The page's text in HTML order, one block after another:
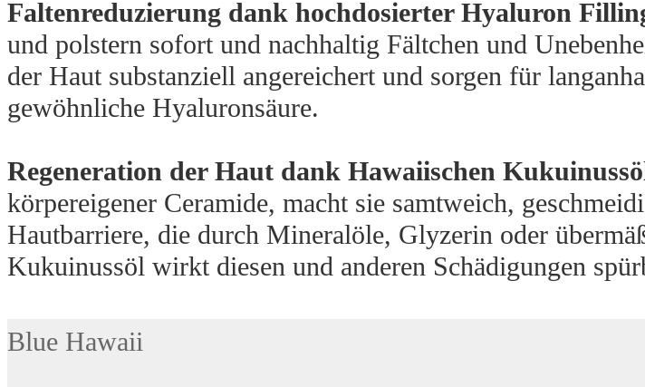
Faltenreduzierung dank hochdosierter Hyaluron
und polstern sofort und nachhaltig Fältchen und
der Haut substanziell angereichert und sorgen für
gewöhnliche Hyaluronsäure.
Regeneration der Haut dank Hawaiischen
körpereigener Ceramide, macht sie samtweich,
Hautbarriere, die durch Mineralöle, Glyzerin oder
Kukuinussöl wirkt diesen und anderen Schädigungen
Blue Hawaii